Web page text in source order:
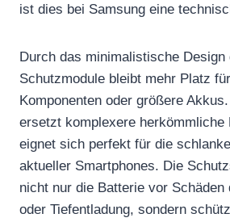
ist dies bei Samsung eine
Durch das minimalistische Design
Schutzmodule bleibt mehr Platz
Komponenten oder größere
ersetzt komplexere herkömmliche
eignet sich perfekt für die
aktueller Smartphones. Die
nicht nur die Batterie vor Schäden
oder Tiefentladung, sondern